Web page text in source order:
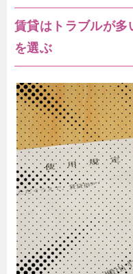
賃貸はトラブルが多
を選ぶ